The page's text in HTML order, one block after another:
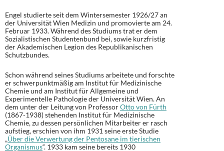
Engel studierte seit dem Wintersemester 1926/27 an
der Universität Wien Medizin und promovierte am 24.
Februar 1933. Während des Studiums trat er dem
Sozialistischen Studentenbund bei, sowie kurzfristig
der Akademischen Legion des Republikanischen
Schutzbundes.
Schon während seines Studiums arbeitete und forschte
er schwerpunktmäßig am Institut für Medizinische
Chemie und am Institut für Allgemeine und
Experimentelle Pathologie der Universität Wien. An
dem unter der Leitung von ProfessorOtto von Fürth
(1867-1938) stehenden Institut für Medizinische
Chemie, zu dessen persönlichen Mitarbeiter er rasch
aufstieg, erschien von ihm 1931 seine erste Studie
„Über die Verwertung der Pentosane im tierischen
Organismus“. 1933 kam seine bereits 1930